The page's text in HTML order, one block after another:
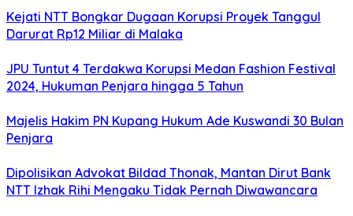
Kejati NTT Bongkar Dugaan Korupsi Proyek Tanggul
Darurat Rp12 Miliar di Malaka
JPU Tuntut 4 Terdakwa Korupsi Medan Fashion Festival
2024, Hukuman Penjara hingga 5 Tahun
Majelis Hakim PN Kupang Hukum Ade Kuswandi 30 Bulan
Penjara
Dipolisikan Advokat Bildad Thonak, Mantan Dirut Bank
NTT Izhak Rihi Mengaku Tidak Pernah Diwawancara